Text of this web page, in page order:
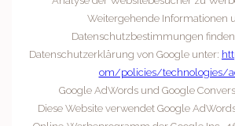
Weitergehende Informationen
Datenschutzbestimmungen
Datenschutzerklärung von Google unter:
om/policies/technologies/
Google AdWords und Google
Diese Website verwendet Google